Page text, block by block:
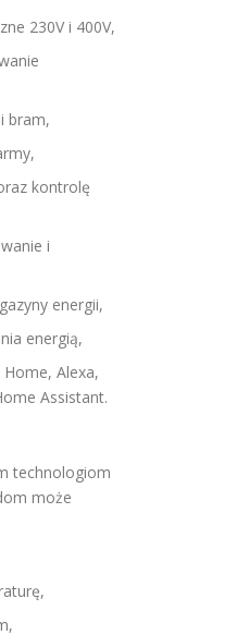
230V i 400V,
bram,
kontrolę
i
energii,
energią,
Alexa,
Assistant.
technologiom
może